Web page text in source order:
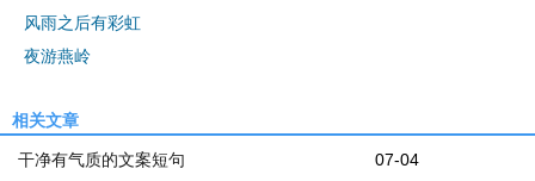
风雨之后有彩虹
夜游燕岭
相关文章
07-04
干净有气质的文案短句